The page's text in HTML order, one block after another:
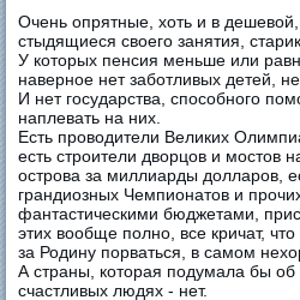
Очень опрятные, хоть и в
стыдящиеся своего занятия,
У которых пенсия меньше или
наверное нет заботливых детей,
И нет государства, способного
наплевать на них.
Есть проводители Великих
есть строители дворцов и мостов
острова за миллиарды долларов,
грандиозных Чемпионатов и
фантастическими бюджетами,
этих вообще полно, все кричат,
за Родину порваться, в самом
А страны, которая подумала бы
счастливых людях - нет.